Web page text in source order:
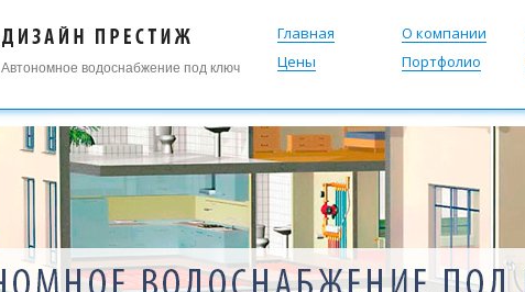
Автономное водоснабжение под ключ
Главная О компании
Цены
Портфолио